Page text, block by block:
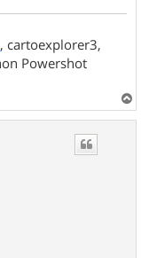
, cartoexplorer3,
Powershot
a